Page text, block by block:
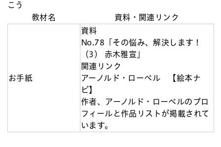
こう
教材名
資料・関連リンク
お手紙
資料
No.78「その悩み、解決します！
（3） 赤木雅宣」
関連リンク
アーノルド・ローベル 【絵本ナ
ビ】
作者、アーノルド・ローベルのプロ
フィールと作品リストが掲載されて
います。